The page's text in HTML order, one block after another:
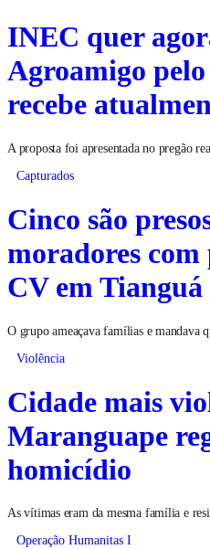
INEC quer
Agroamigo
recebe
A proposta foi apresentada no pregão
Capturados
Cinco são
moradores com
CV em Tianguá
O grupo ameaçava famílias e mandava
Violência
Cidade mais
Maranguape
homicídio
As vítimas eram da mesma família e
Operação Humanitas I